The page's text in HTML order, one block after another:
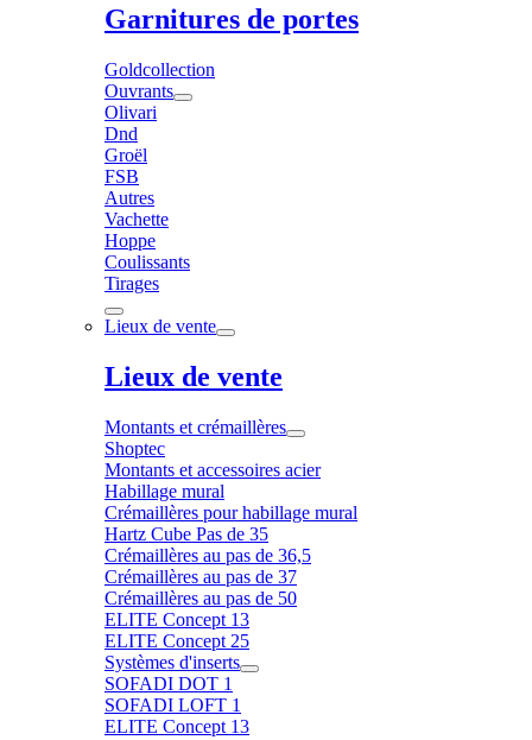
Garnitures de portes
Goldcollection
Ouvrants
Olivari
Dnd
Groël
FSB
Autres
Vachette
Hoppe
Coulissants
Tirages
Lieux de vente
Lieux de vente
Montants et crémaillères
Shoptec
Montants et accessoires acier
Habillage mural
Crémaillères pour habillage mural
Hartz Cube Pas de 35
Crémaillères au pas de 36,5
Crémaillères au pas de 37
Crémaillères au pas de 50
ELITE Concept 13
ELITE Concept 25
Systèmes d'inserts
SOFADI DOT 1
SOFADI LOFT 1
ELITE Concept 13